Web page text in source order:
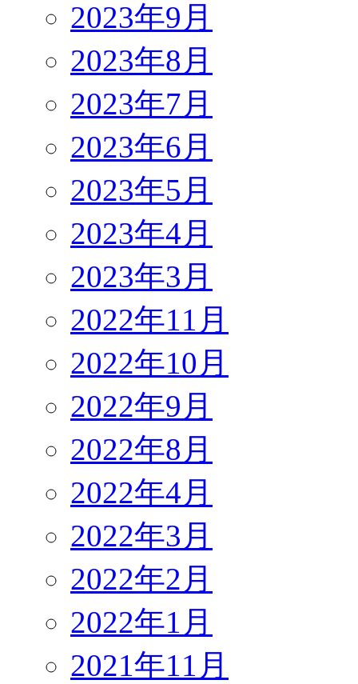
2023年9月
2023年8月
2023年7月
2023年6月
2023年5月
2023年4月
2023年3月
2022年11月
2022年10月
2022年9月
2022年8月
2022年4月
2022年3月
2022年2月
2022年1月
2021年11月